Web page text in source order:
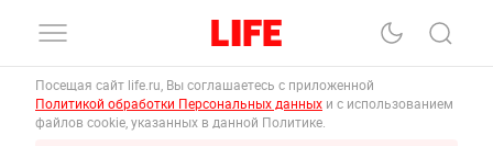
Посещая сайт life.ru, Вы соглашаетесь с приложенной
Политикой обработки Персональных данных и с использованием
файлов cookie, указанных в данной Политике.